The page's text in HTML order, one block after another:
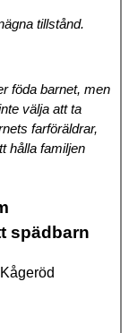
tillstånd.
föda barnet, men
välja att ta
farföräldrar,
hålla familjen
spädbarn